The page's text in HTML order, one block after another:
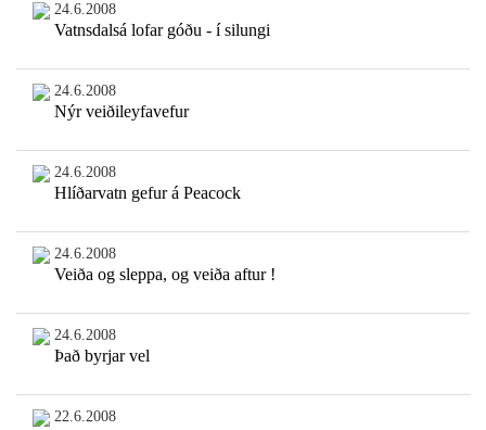
24.6.2008
Vatnsdalsá lofar góðu - í silungi
24.6.2008
Nýr veiðileyfavefur
24.6.2008
Hlíðarvatn gefur á Peacock
24.6.2008
Veiða og sleppa, og veiða aftur !
24.6.2008
Það byrjar vel
22.6.2008